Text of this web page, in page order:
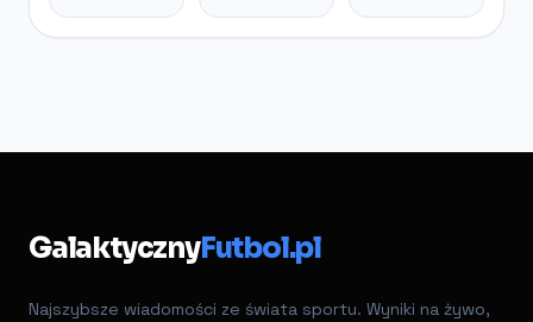
GalaktycznyFutbol.pl
Najszybsze wiadomości ze świata sportu. Wyniki na żywo,